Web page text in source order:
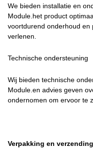
We bieden installatie en
Module.het product
voortdurend onderhoud en
verlenen.
Technische ondersteuning
Wij bieden technische
Module.en advies geven
ondernomen om ervoor te
Verpakking en